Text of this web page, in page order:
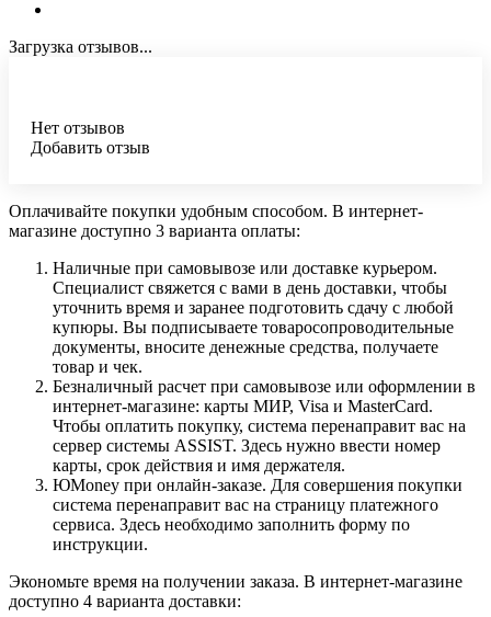
Загрузка отзывов...
Нет отзывов
Добавить отзыв
Оплачивайте покупки удобным способом. В интернет-
магазине доступно 3 варианта оплаты:
Наличные при самовывозе или доставке курьером.
Специалист свяжется с вами в день доставки, чтобы
уточнить время и заранее подготовить сдачу с любой
купюры. Вы подписываете товаросопроводительные
документы, вносите денежные средства, получаете
товар и чек.
Безналичный расчет при самовывозе или оформлении в
интернет-магазине: карты МИР, Visa и MasterCard.
Чтобы оплатить покупку, система перенаправит вас на
сервер системы ASSIST. Здесь нужно ввести номер
карты, срок действия и имя держателя.
ЮMoney при онлайн-заказе. Для совершения покупки
система перенаправит вас на страницу платежного
сервиса. Здесь необходимо заполнить форму по
инструкции.
Экономьте время на получении заказа. В интернет-магазине
доступно 4 варианта доставки: